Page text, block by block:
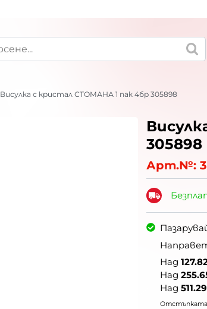
Висулка с кристал СТОМАНА 1 пак 4бр 305898
305898
Арт.№:
Над
Над
Над 511.29
Отстъпката